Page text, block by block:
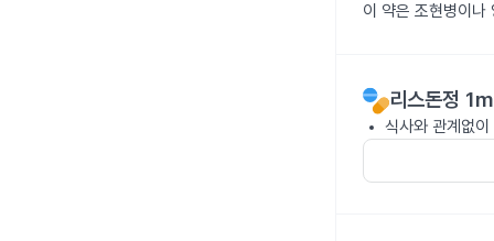
이 약은 조현병이나
리스돈정
식사와 관계없